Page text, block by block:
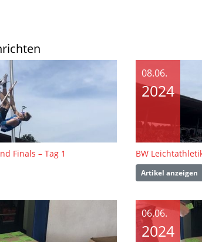
Finals – Tag 1
08.06.
2024
BW
Artikel anzeigen
06.06.
2024